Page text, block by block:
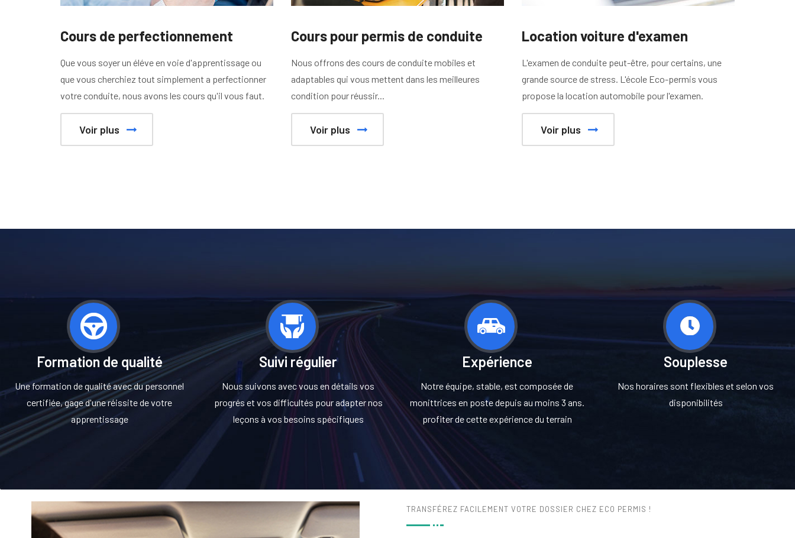
Cours de perfectionnement
Que vous soyer un éléve en voie d'apprentissage ou
que vous cherchiez tout simplement a perfectionner
votre conduite, nous avons les cours qu'il vous faut.
Voir plus
Cours pour permis de conduite
Nous offrons des cours de conduite mobiles et
adaptables qui vous mettent dans les meilleures
condition pour réussir...
Voir plus
Location voiture d'examen
L'examen de conduite peut-être, pour certains, une
grande source de stress. L'école Eco-permis vous
propose la location automobile pour l'examen.
Voir plus
Formation de qualité
Une formation de qualité avec du personnel
certifiée, gage d'une réissite de votre
apprentissage
Suivi régulier
Nous suivons avec vous en détails vos
progrés et vos difficultés pour adapter nos
leçons à vos besoins spécifiques
Expérience
Notre équipe, stable, est composée de
monittrices en poste depuis au moins 3 ans.
profiter de cette expérience du terrain
Souplesse
Nos horaires sont flexibles et selon vos
disponibilités
TRANSFÉREZ FACILEMENT VOTRE DOSSIER CHEZ ECO PERMIS !